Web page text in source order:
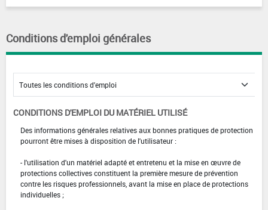
Conditions d'emploi générales
CONDITIONS D'EMPLOI DU MATÉRIEL UTILISÉ
Des informations générales relatives aux bonnes pratiques de protection
pourront être mises à disposition de l'utilisateur :
- l'utilisation d'un matériel adapté et entretenu et la mise en œuvre de
protections collectives constituent la première mesure de prévention
contre les risques professionnels, avant la mise en place de protections
individuelles ;